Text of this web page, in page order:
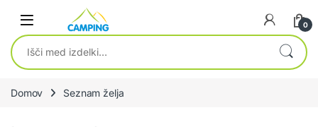
0
Išči:
Domov Seznam želja